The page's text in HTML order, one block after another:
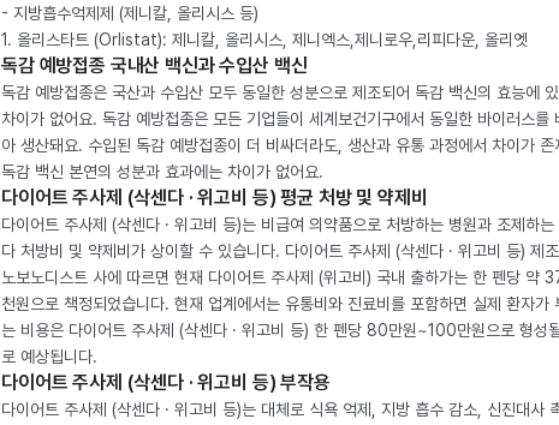
- 지방흡수억제제 (제니칼, 올리시스 등)
1. 올리스타트 (Orlistat): 제니칼, 올리시스, 제니엑스,제니로우,리피다운, 올리엣
독감 예방접종 국내산 백신과 수입산 백신
독감 예방접종은 국산과 수입산 모두 동일한 성분으로 제조되어 독감 백신의 효능에
차이가 없어요. 독감 예방접종은 모든 기업들이 세계보건기구에서 동일한 바이러스를
아 생산돼요. 수입된 독감 예방접종이 더 비싸더라도, 생산과 유통 과정에서 차이가 존
독감 백신 본연의 성분과 효과에는 차이가 없어요.
다이어트 주사제 (삭센다 · 위고비 등) 평균 처방 및 약제비
다이어트 주사제 (삭센다 · 위고비 등)는 비급여 의약품으로 처방하는 병원과 조제하는
다 처방비 및 약제비가 상이할 수 있습니다. 다이어트 주사제 (삭센다 · 위고비 등) 제
노보노디스트 사에 따르면 현재 다이어트 주사제 (위고비) 국내 출하가는 한 펜당 약
천원으로 책정되었습니다. 현재 업계에서는 유통비와 진료비를 포함하면 실제 환자가
는 비용은 다이어트 주사제 (삭센다 · 위고비 등) 한 펜당 80만원~100만원으로 형성
로 예상됩니다.
다이어트 주사제 (삭센다 · 위고비 등) 부작용
다이어트 주사제 (삭센다 · 위고비 등)는 대체로 식욕 억제, 지방 흡수 감소, 신진대사